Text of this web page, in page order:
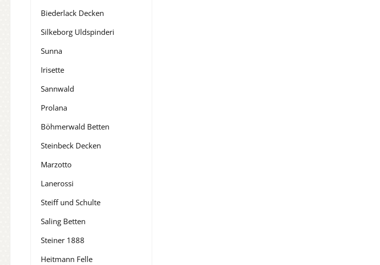
Biederlack Decken
Silkeborg Uldspinderi
Sunna
Irisette
Sannwald
Prolana
Böhmerwald Betten
Steinbeck Decken
Marzotto
Lanerossi
Steiff und Schulte
Saling Betten
Steiner 1888
Heitmann Felle